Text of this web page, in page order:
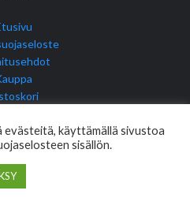
Best | Golden Tiger
käyttämällä sivustoa
sisällön.